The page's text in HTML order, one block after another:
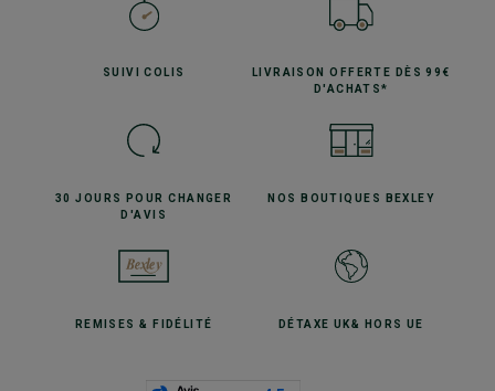
SUIVICOLIS LIVRAISON OFFERTE
DÈS 99€
D'ACHATS*
30 JOURS POURCHANGER
D'AVIS
NOS BOUTIQUES BEXLEY
REMISES& FIDÉLITÉ DÉTAXE UK& HORS UE